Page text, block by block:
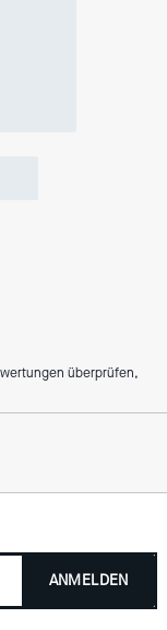
überprüfen,
ANMELDEN